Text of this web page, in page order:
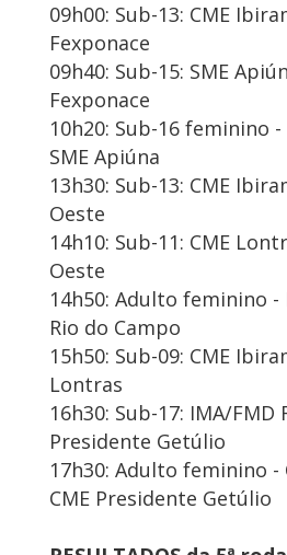
09h00: Sub-13: CME
Fexponace
09h40: Sub-15: SME
Fexponace
10h20: Sub-16 feminino
SME Apiúna
13h30: Sub-13: CME
Oeste
14h10: Sub-11: CME
Oeste
14h50: Adulto feminino -
Rio do Campo
15h50: Sub-09: CME
Lontras
16h30: Sub-17: IMA/FMD
Presidente Getúlio
17h30: Adulto feminino -
CME Presidente Getúlio